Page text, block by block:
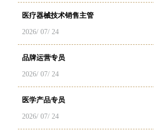
医疗器械技术销售主管
2026/ 07/ 24
品牌运营专员
2026/ 07/ 24
医学产品专员
2026/ 07/ 24